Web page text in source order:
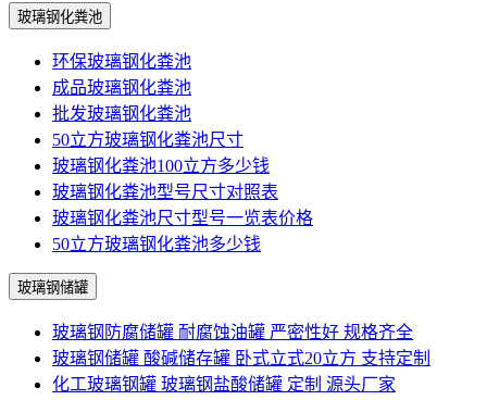
玻璃钢化粪池
环保玻璃钢化粪池
成品玻璃钢化粪池
批发玻璃钢化粪池
50立方玻璃钢化粪池尺寸
玻璃钢化粪池100立方多少钱
玻璃钢化粪池型号尺寸对照表
玻璃钢化粪池尺寸型号一览表价格
50立方玻璃钢化粪池多少钱
玻璃钢储罐
玻璃钢防腐储罐 耐腐蚀油罐 严密性好 规格齐全
玻璃钢储罐 酸碱储存罐 卧式立式20立方 支持定制
化工玻璃钢罐 玻璃钢盐酸储罐 定制 源头厂家